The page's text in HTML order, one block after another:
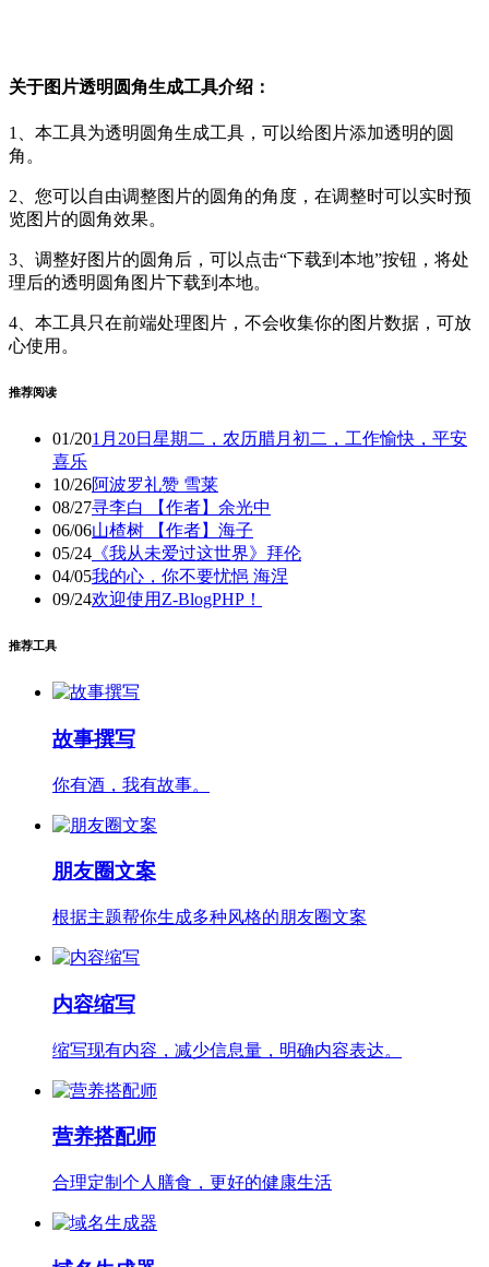
关于图片透明圆角生成工具介绍：
1、本工具为透明圆角生成工具，可以给图片添加透明的圆
角。
2、您可以自由调整图片的圆角的角度，在调整时可以实时预
览图片的圆角效果。
3、调整好图片的圆角后，可以点击“下载到本地”按钮，将处
理后的透明圆角图片下载到本地。
4、本工具只在前端处理图片，不会收集你的图片数据，可放
心使用。
推荐阅读
01/201月20日星期二，农历腊月初二，工作愉快，平安
喜乐
10/26阿波罗礼赞 雪莱
08/27寻李白 【作者】余光中
06/06山楂树 【作者】海子
05/24 《我从未爱过这世界》拜伦
04/05我的心，你不要忧悒 海涅
09/24欢迎使用Z-BlogPHP！
推荐工具
故事撰写
你有酒，我有故事。
朋友圈文案
根据主题帮你生成多种风格的朋友圈文案
内容缩写
缩写现有内容，减少信息量，明确内容表达。
营养搭配师
合理定制个人膳食，更好的健康生活